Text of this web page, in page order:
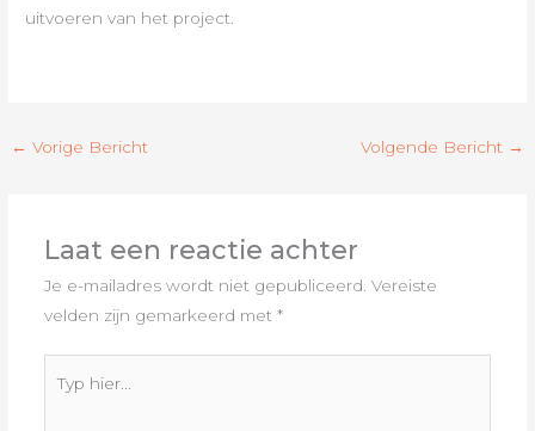
uitvoeren van het project.
← Vorige Bericht Volgende Bericht →
Laat een reactie achter
Je e-mailadres wordt niet gepubliceerd. Vereiste
velden zijn gemarkeerd met *
hier...